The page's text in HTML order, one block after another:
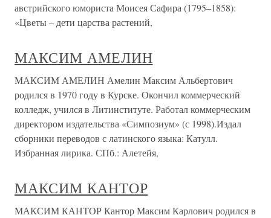
австрийского юмориста Моисея Сафира (1795–1858):
«Цветы – дети царства растений,
МАКСИМ АМЕЛИН
МАКСИМ АМЕЛИН Амелин Максим Альбертович
родился в 1970 году в Курске. Окончил коммерческий
колледж, учился в Литинституте. Работал коммерческим
директором издательства «Симпозиум» (с 1998).Издал
сборники переводов с латинского языка: Катулл.
Избранная лирика. СПб.: Алетейя,
МАКСИМ КАНТОР
МАКСИМ КАНТОР Кантор Максим Карлович родился в